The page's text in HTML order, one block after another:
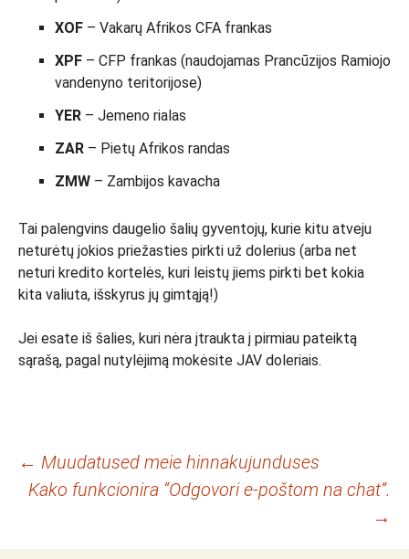
XOF – Vakarų Afrikos CFA frankas
XPF – CFP frankas (naudojamas Prancūzijos Ramiojo
vandenyno teritorijose)
YER – Jemeno rialas
ZAR – Pietų Afrikos randas
ZMW – Zambijos kavacha
Tai palengvins daugelio šalių gyventojų, kurie kitu atveju
neturėtų jokios priežasties pirkti už dolerius (arba net
neturi kredito kortelės, kuri leistų jiems pirkti bet kokia
kita valiuta, išskyrus jų gimtąją!)
Jei esate iš šalies, kuri nėra įtraukta į pirmiau pateiktą
sąrašą, pagal nutylėjimą mokėsite JAV doleriais.
Navigacija
objava
← Muudatused meie hinnakujunduses
Kako funkcionira “Odgovori e-poštom na chat”.
→